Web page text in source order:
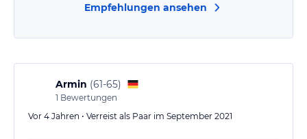
Empfehlungen ansehen
Armin (61-65)
1 Bewertungen
Vor 4 Jahren • Verreist als Paar im September 2021